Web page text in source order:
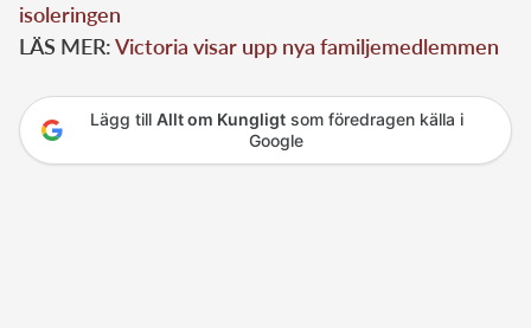
isoleringen
LÄS MER:Victoria visar upp nya familjemedlemmen
Lägg till Allt om Kungligtsom föredragen källa i
Google